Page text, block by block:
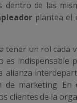
de las
plantea el
a tener un rol cada
es
alianza
de marketing.
clientes de la